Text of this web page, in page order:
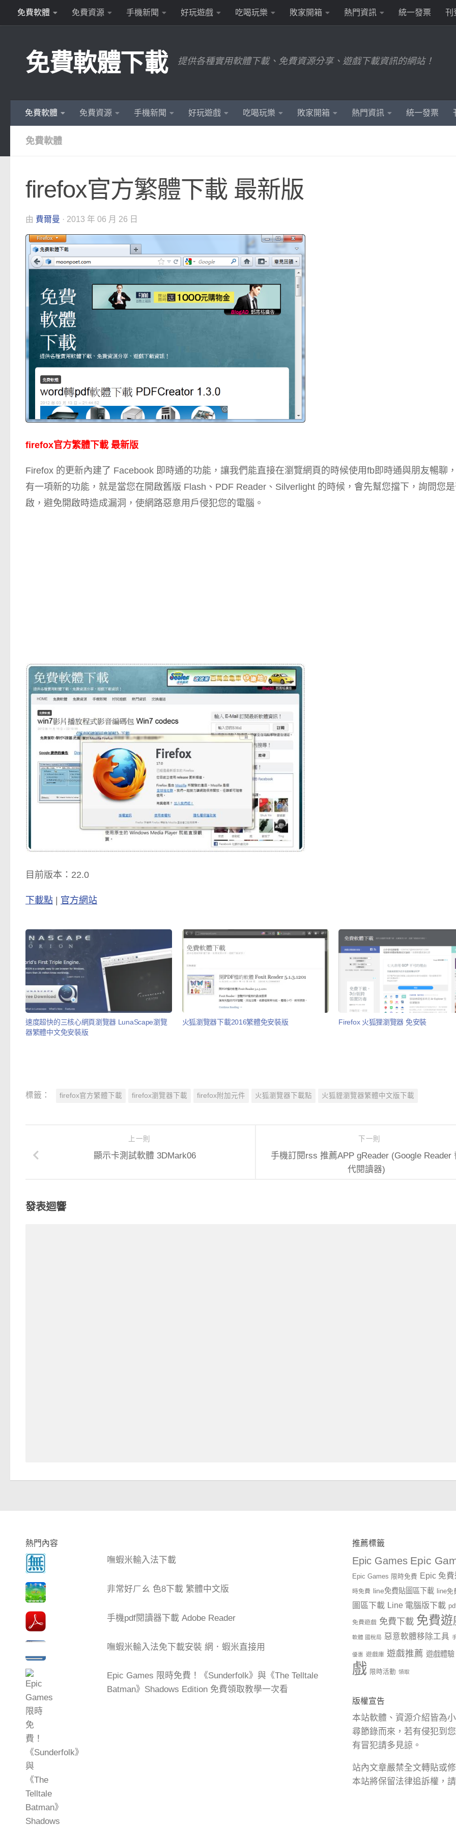
Skip to content
免費軟體 免費資源 手機新聞 好玩遊戲 吃喝玩樂 敗家開箱 熱門資訊 統一發票 刊
免費軟體下載 提供各種實用軟體下載、免費資源分享、遊戲下載資訊的網站！
免費軟體 免費資源 手機新聞 好玩遊戲 吃喝玩樂 敗家開箱 熱門資訊 統一發票
免費軟體
firefox官方繁體下載 最新版
由 費爾曼 · 2013 年 06 月 26 日
firefox官方繁體下載 最新版
Firefox 的更新內建了 Facebook 即時通的功能，讓我們能直接在瀏覽網頁的時候使用fb即時通與朋友暢聊
有一項新的功能，就是當您在開啟舊版 Flash、PDF Reader、Silverlight 的時候，會先幫您擋下，詢問您
啟，避免開啟時造成漏洞，使網路惡意用戶侵犯您的電腦。
目前版本：22.0
下載點 官方網站
速度超快的三核心網頁瀏覽器 LunaScape瀏覽
器繁體中文免安裝版
火狐瀏覽器下載2016繁體免安裝版 Firefox 火狐狸瀏覽器 免安裝
標籤： firefox官方繁體下載 firefox瀏覽器下載 firefox附加元件 火狐瀏覽器下載點 火狐貍瀏覽器繁體中文版下載
下一則
手機訂閱rss 推薦APP gReader (Google Reader
代閱讀器)
上一則
顯示卡測試軟體 3DMark06
發表迴響
熱門內容
嘸蝦米輸入法下載
非常好ㄏㄠ 色8下載 繁體中文版
手機pdf閱讀器下載 Adobe Reader
嘸蝦米輸入法免下載安裝 網．蝦米直接用
Epic Games 限時免費！《Sunderfolk》與《The Telltale
Batman》Shadows Edition 免費領取教學一次看
推薦標籤
Epic Games Epic
Epic Games 限時免費 Epic 免
時免費 line免費貼圖區下載 line
圖區下載 Line 電腦版下載
免費遊戲 免費下載 免費遊
軟體 國稅局 惡意軟體移除工具
優惠 遊戲庫 遊戲推薦 遊戲體驗
戲 限時活動 領取
版權宣告
本站軟體、資源介紹皆為
尋節錄而來，若有侵犯到
有冒犯請多見諒。
站內文章嚴禁全文轉貼或
本站將保留法律追訴權，